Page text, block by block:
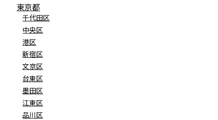
東京都
千代田区
中央区
港区
新宿区
文京区
台東区
墨田区
江東区
品川区